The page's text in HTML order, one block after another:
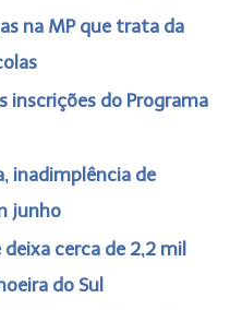
na MP que trata da
inscrições do Programa
inadimplência de
junho
cerca de 2,2 mil
do Sul